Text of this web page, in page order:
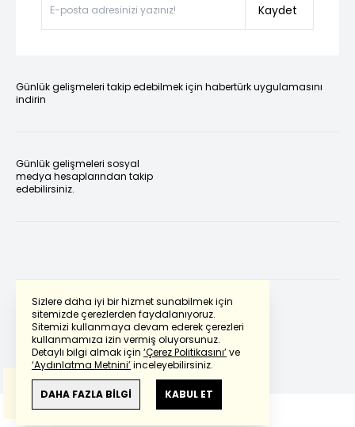
Sizlere daha iyi bir hizmet sunabilmek için
sitemizde çerezlerden faydalanıyoruz.
Sitemizi kullanmaya devam ederek çerezleri
kullanmamıza izin vermiş oluyorsunuz.
Detaylı bilgi almak için ‘Çerez Politikasını’ve
‘Aydınlatma Metnini’inceleyebilirsiniz.
DAHA FAZLA BİLGİ KABUL ET
Kaydet
Günlük gelişmeleri takip edebilmek için habertürk uygulamasını
indirin
Günlük gelişmeleri sosyal
medya hesaplarından takip
edebilirsiniz.
Powered by Translate
Bu çevirideGoogle Transletekullanılmıştır.
Anlam ve çeviri hatalarından
haberturk.com
sorumlu değildir.